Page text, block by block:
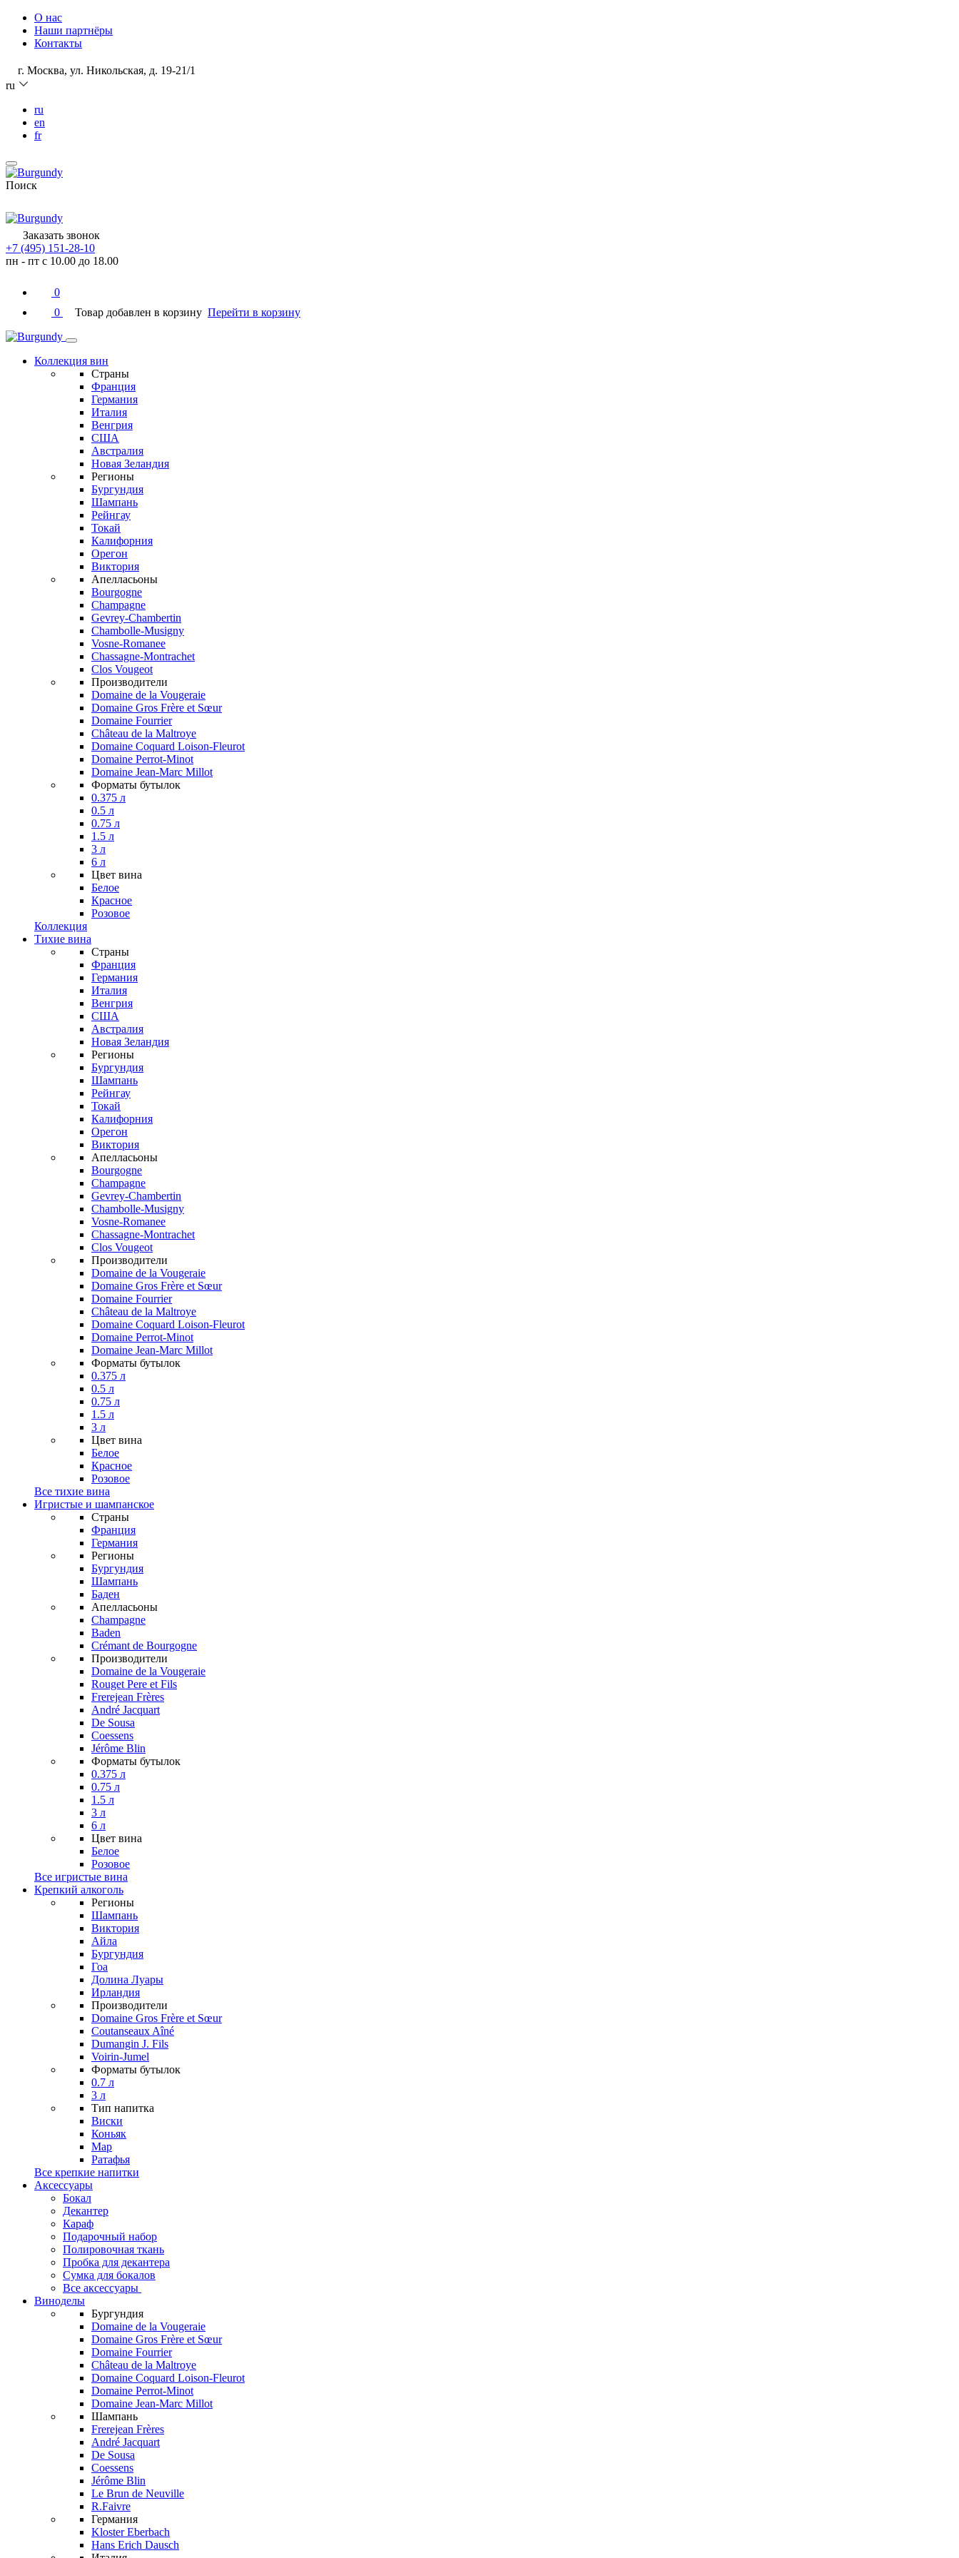
О нас
Наши партнёры
Контакты
г. Москва, ул. Никольская, д. 19-21/1
ru
ru
en
fr
Поиск
Заказать звонок
+7 (495) 151-28-10
пн - пт с 10.00 до 18.00
0
0
Товар добавлен в корзину Перейти в корзину
Коллекция вин
Страны
Франция
Германия
Италия
Венгрия
США
Австралия
Новая Зеландия
Регионы
Бургундия
Шампань
Рейнгау
Токай
Калифорния
Орегон
Виктория
Апелласьоны
Bourgogne
Champagne
Gevrey-Chambertin
Chambolle-Musigny
Vosne-Romanee
Chassagne-Montrachet
Clos Vougeot
Производители
Domaine de la Vougeraie
Domaine Gros Frère et Sœur
Domaine Fourrier
Château de la Maltroye
Domaine Coquard Loison-Fleurot
Domaine Perrot-Minot
Domaine Jean-Marc Millot
Форматы бутылок
0.375 л
0.5 л
0.75 л
1.5 л
3 л
6 л
Цвет вина
Белое
Красное
Розовое
Коллекция
Тихие вина
Страны
Франция
Германия
Италия
Венгрия
США
Австралия
Новая Зеландия
Регионы
Бургундия
Шампань
Рейнгау
Токай
Калифорния
Орегон
Виктория
Апелласьоны
Bourgogne
Champagne
Gevrey-Chambertin
Chambolle-Musigny
Vosne-Romanee
Chassagne-Montrachet
Clos Vougeot
Производители
Domaine de la Vougeraie
Domaine Gros Frère et Sœur
Domaine Fourrier
Château de la Maltroye
Domaine Coquard Loison-Fleurot
Domaine Perrot-Minot
Domaine Jean-Marc Millot
Форматы бутылок
0.375 л
0.5 л
0.75 л
1.5 л
3 л
Цвет вина
Белое
Красное
Розовое
Все тихие вина
Игристые и шампанское
Страны
Франция
Германия
Регионы
Бургундия
Шампань
Баден
Апелласьоны
Champagne
Baden
Crémant de Bourgogne
Производители
Domaine de la Vougeraie
Rouget Pere et Fils
Frerejean Frères
André Jacquart
De Sousa
Coessens
Jérôme Blin
Форматы бутылок
0.375 л
0.75 л
1.5 л
3 л
6 л
Цвет вина
Белое
Розовое
Все игристые вина
Крепкий алкоголь
Регионы
Шампань
Виктория
Айла
Бургундия
Гоа
Долина Луары
Ирландия
Производители
Domaine Gros Frère et Sœur
Coutanseaux Aîné
Dumangin J. Fils
Voirin-Jumel
Форматы бутылок
0.7 л
3 л
Тип напитка
Виски
Коньяк
Мар
Ратафья
Все крепкие напитки
Аксессуары
Бокал
Декантер
Караф
Подарочный набор
Полировочная ткань
Пробка для декантера
Сумка для бокалов
Все аксессуары
Виноделы
Бургундия
Domaine de la Vougeraie
Domaine Gros Frère et Sœur
Domaine Fourrier
Château de la Maltroye
Domaine Coquard Loison-Fleurot
Domaine Perrot-Minot
Domaine Jean-Marc Millot
Шампань
Frerejean Frères
André Jacquart
De Sousa
Coessens
Jérôme Blin
Le Brun de Neuville
R.Faivre
Германия
Kloster Eberbach
Hans Erich Dausch